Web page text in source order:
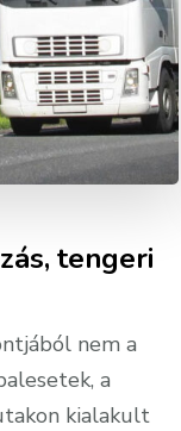
tengeri
nem a
a
kialakult